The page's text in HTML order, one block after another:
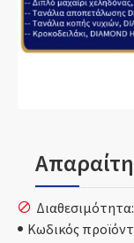
Διαθεσιμότητα:
Κωδικός